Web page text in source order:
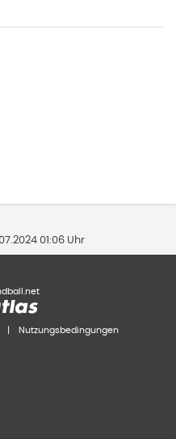
01:06 Uhr
Nutzungsbedingungen